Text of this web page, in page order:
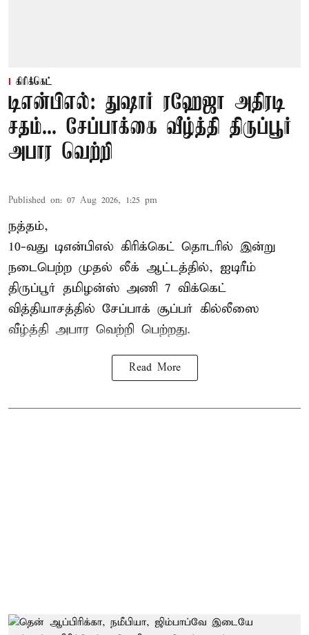
கிரிக்கெட்
டிஎன்பிஎல்: துஷார் ரஹேஜா அதிரடி
சதம்... சேப்பாக்கை வீழ்த்தி திருப்பூர்
அபார வெற்றி
Published on: 07 Aug 2026, 1:25 pm
நத்தம்,
10-வது டிஎன்பிஎல் கிரிக்கெட் தொடரில் இன்று
நடைபெற்ற முதல் லீக் ஆட்டத்தில், ஐடிரீம்
திருப்பூர் தமிழன்ஸ் அணி 7 விக்கெட்
வித்தியாசத்தில் சேப்பாக் சூப்பர் கில்லீஸை
வீழ்த்தி அபார வெற்றி பெற்றது.
Read More